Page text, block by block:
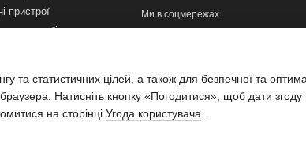
пристрої
до мобільних
для ПК і ноутбуків
Ми в соцмережах
та статистичних цілей, а також для безпечної та
Натисніть кнопку «Погодитися», щоб дати згоду
на сторінці Угода користувача